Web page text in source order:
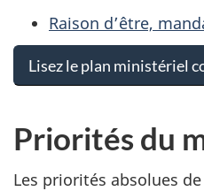
Raison d’être,
Lisez le plan ministériel
Priorités du
Les priorités absolues